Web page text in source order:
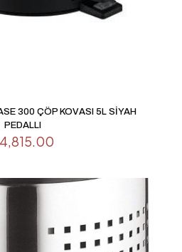
300 ÇÖP KOVASI 5L SİYAH
PEDALLI
4,815.00